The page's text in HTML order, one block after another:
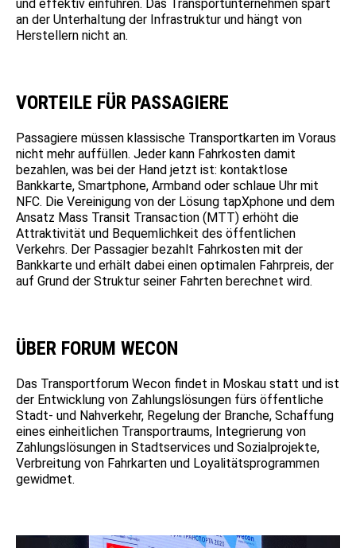
und effektiv einführen. Das Transportunternehmen spart
an der Unterhaltung der Infrastruktur und hängt von
Herstellern nicht an.
VORTEILE FÜR PASSAGIERE
Passagiere müssen klassische Transportkarten im Voraus
nicht mehr auffüllen. Jeder kann Fahrkosten damit
bezahlen, was bei der Hand jetzt ist: kontaktlose
Bankkarte, Smartphone, Armband oder schlaue Uhr mit
NFC. Die Vereinigung von der Lösung tapXphone und dem
Ansatz Mass Transit Transaction (MTT) erhöht die
Attraktivität und Bequemlichkeit des öffentlichen
Verkehrs. Der Passagier bezahlt Fahrkosten mit der
Bankkarte und erhält dabei einen optimalen Fahrpreis, der
auf Grund der Struktur seiner Fahrten berechnet wird.
ÜBER FORUM WECON
Das Transportforum Wecon findet in Moskau statt und ist
der Entwicklung von Zahlungslösungen fürs öffentliche
Stadt- und Nahverkehr, Regelung der Branche, Schaffung
eines einheitlichen Transportraums, Integrierung von
Zahlungslösungen in Stadtservices und Sozialprojekte,
Verbreitung von Fahrkarten und Loyalitätsprogrammen
gewidmet.